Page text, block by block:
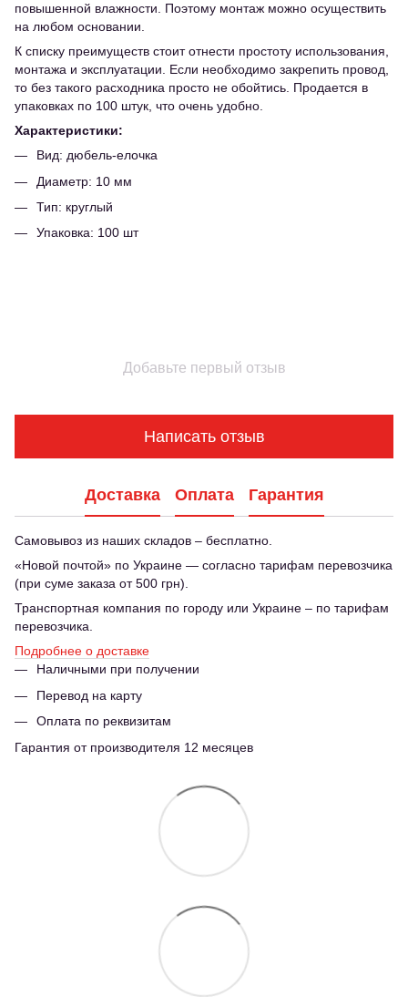
повышенной влажности. Поэтому монтаж можно осуществить
на любом основании.
К списку преимуществ стоит отнести простоту использования,
монтажа и эксплуатации. Если необходимо закрепить провод,
то без такого расходника просто не обойтись. Продается в
упаковках по 100 штук, что очень удобно.
Характеристики:
Вид: дюбель-елочка
Диаметр: 10 мм
Тип: круглый
Упаковка: 100 шт
Добавьте первый отзыв
Написать отзыв
Доставка Оплата Гарантия
Самовывоз из наших складов – бесплатно.
«Новой почтой» по Украине — согласно тарифам перевозчика
(при суме заказа от 500 грн).
Транспортная компания по городу или Украине – по тарифам
перевозчика.
Подробнее о доставке
Наличными при получении
Перевод на карту
Оплата по реквизитам
Гарантия от производителя 12 месяцев